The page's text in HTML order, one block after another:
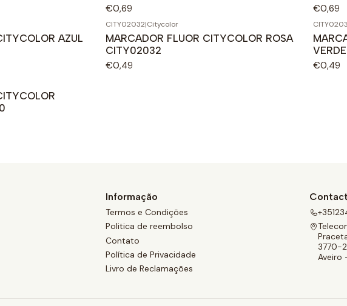
€0,69
€0,69
AZUL
CITY02032|Citycolor
MARCADOR FLUOR CITYCOLOR ROSA
CITY02032
€0,49
€0,49
Informação
Termos e Condições
Politica de reembolso
Contato
Política de Privacidade
Livro de Reclamações
3770-
Aveiro